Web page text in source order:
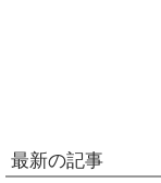
最新の記事